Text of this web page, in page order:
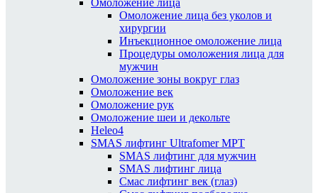
Омоложение лица
Омоложение лица без уколов и
хирургии
Инъекционное омоложение лица
Процедуры омоложения лица для
мужчин
Омоложение зоны вокруг глаз
Омоложение век
Омоложение рук
Омоложение шеи и декольте
Heleo4
SMAS лифтинг Ultrafomer MPT
SMAS лифтинг для мужчин
SMAS лифтинг лица
Смас лифтинг век (глаз)